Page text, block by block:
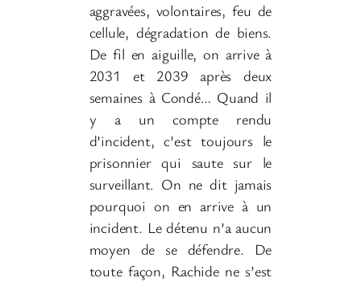
aggravées, volontaires, feu de
cellule, dégradation de biens.
De fil en aiguille, on arrive à
2031 et 2039 après deux
semaines à Condé… Quand il
y a un compte rendu
d’incident, c’est toujours le
prisonnier qui saute sur le
surveillant. On ne dit jamais
pourquoi on en arrive à un
incident. Le détenu n’a aucun
moyen de se défendre. De
toute façon, Rachide ne s’est